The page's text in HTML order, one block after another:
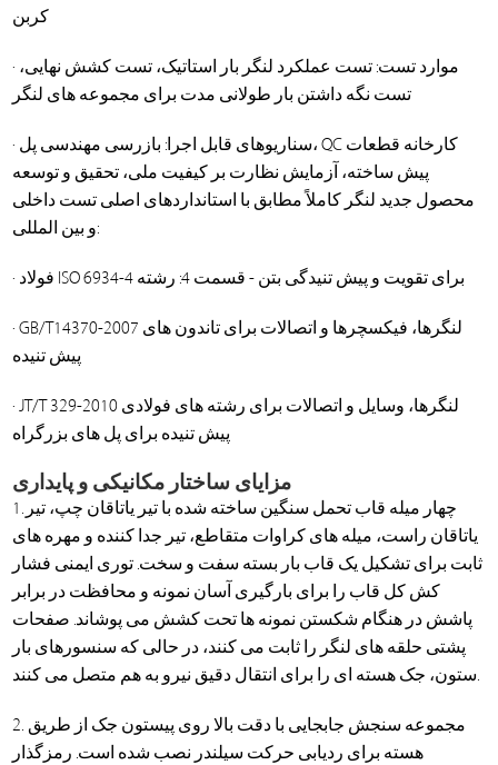
کربن
· موارد تست: تست عملکرد لنگر بار استاتیک، تست کشش نهایی،
تست نگه داشتن بار طولانی مدت برای مجموعه های لنگر
· سناریوهای قابل اجرا: بازرسی مهندسی پل، QC کارخانه قطعات
پیش ساخته، آزمایش نظارت بر کیفیت ملی، تحقیق و توسعه
محصول جدید لنگر کاملاً مطابق با استانداردهای اصلی تست داخلی
و بین المللی:
· فولاد ISO 6934-4 برای تقویت و پیش تنیدگی بتن - قسمت 4: رشته
· GB/T14370-2007 لنگرها، فیکسچرها و اتصالات برای تاندون های
پیش تنیده
· JT/T 329-2010 لنگرها، وسایل و اتصالات برای رشته های فولادی
پیش تنیده برای پل های بزرگراه
مزایای ساختار مکانیکی و پایداری
1. چهار میله قاب تحمل سنگین ساخته شده با تیر یاتاقان چپ، تیر
یاتاقان راست، میله های کراوات متقاطع، تیر جدا کننده و مهره های
ثابت برای تشکیل یک قاب بار بسته سفت و سخت. توری ایمنی فشار
کش کل قاب را برای بارگیری آسان نمونه و محافظت در برابر
پاشش در هنگام شکستن نمونه ها تحت کشش می پوشاند. صفحات
پشتی حلقه های لنگر را ثابت می کنند، در حالی که سنسورهای بار
ستون، جک هسته ای را برای انتقال دقیق نیرو به هم متصل می کنند.
2. مجموعه سنجش جابجایی با دقت بالا روی پیستون جک از طریق
هسته برای ردیابی حرکت سیلندر نصب شده است. رمزگذار